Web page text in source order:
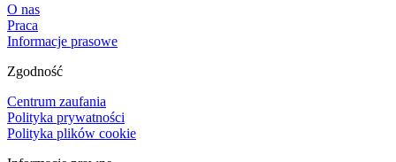
O nas
Praca
Informacje prasowe
Zgodność
Centrum zaufania
Polityka prywatności
Polityka plików cookie